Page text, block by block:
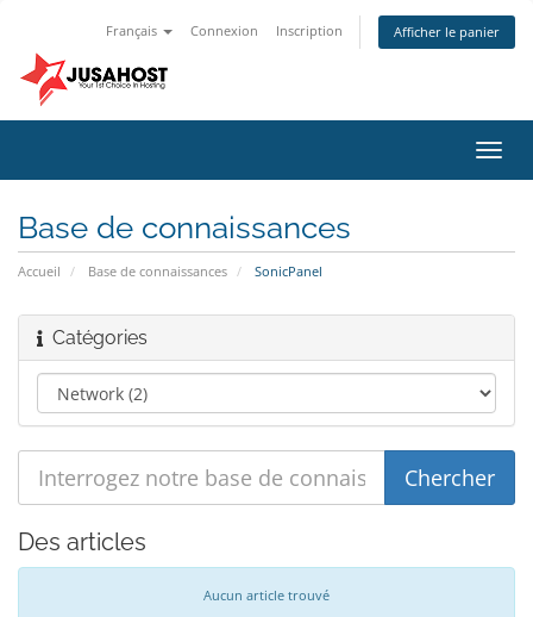
Français Connexion Inscription Afficher le panier
la
Base de connaissances
Accueil Base de connaissances SonicPanel
Catégories
Des articles
Aucun article trouvé